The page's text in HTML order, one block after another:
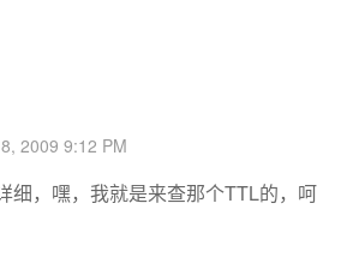
2009 9:12 PM
细，嘿，我就是来查那个TTL的，呵